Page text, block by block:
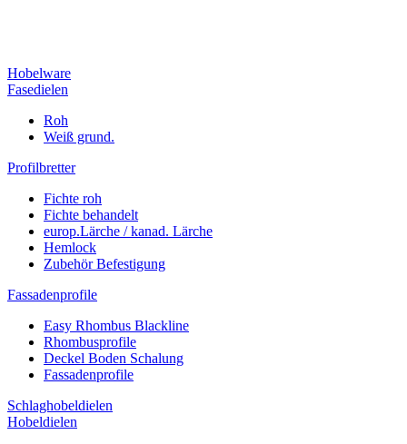
Hobelware
Fasedielen
Roh
Weiß grund.
Profilbretter
Fichte roh
Fichte behandelt
europ.Lärche / kanad. Lärche
Hemlock
Zubehör Befestigung
Fassadenprofile
Easy Rhombus Blackline
Rhombusprofile
Deckel Boden Schalung
Fassadenprofile
Schlaghobeldielen
Hobeldielen